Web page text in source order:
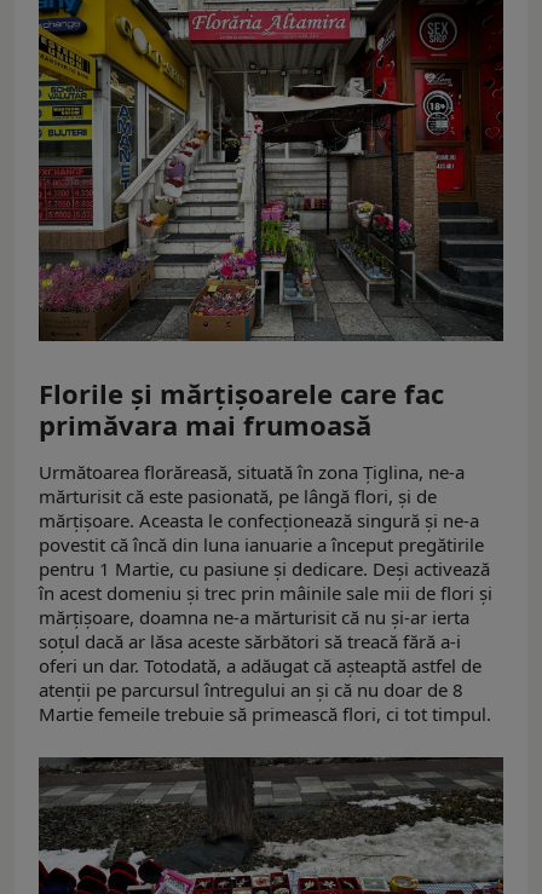
Florile și mărțișoarele care fac
primăvara mai frumoasă
Următoarea florăreasă, situată în zona Țiglina, ne-a
mărturisit că este pasionată, pe lângă flori, și de
mărțișoare. Aceasta le confecționează singură și ne-a
povestit că încă din luna ianuarie a început pregătirile
pentru 1 Martie, cu pasiune și dedicare. Deși activează
în acest domeniu și trec prin mâinile sale mii de flori și
mărțișoare, doamna ne-a mărturisit că nu și-ar ierta
soțul dacă ar lăsa aceste sărbători să treacă fără a-i
oferi un dar. Totodată, a adăugat că așteaptă astfel de
atenții pe parcursul întregului an și că nu doar de 8
Martie femeile trebuie să primească flori, ci tot timpul.